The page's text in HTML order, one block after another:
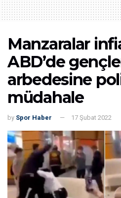
Manzaralar
ABD’de
arbedesine
müdahale
by Spor Haber 17 Şubat 2022